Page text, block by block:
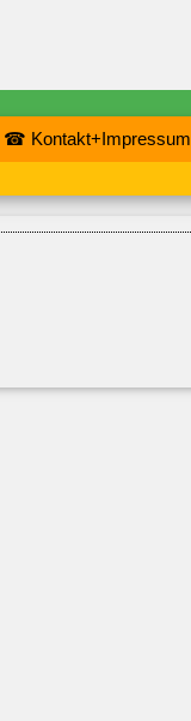
☎ Kontakt+Impressum